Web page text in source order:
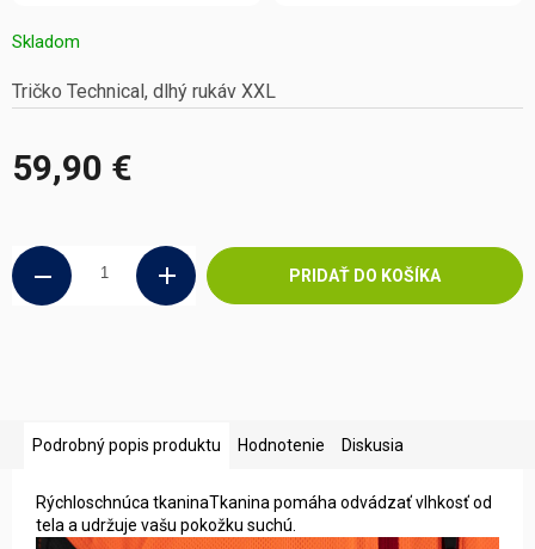
59,90 €
Skladom
PRIDAŤ DO KOŠÍKA
Tričko Technical, dlhý rukáv XXL
Podrobný popis produktu Hodnotenie Diskusia
Rýchloschnúca tkaninaTkanina pomáha odvádzať vlhkosť od
tela a udržuje vašu pokožku suchú.